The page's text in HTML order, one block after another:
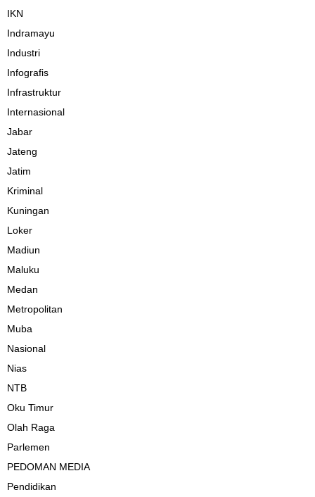
IKN
Indramayu
Industri
Infografis
Infrastruktur
Internasional
Jabar
Jateng
Jatim
Kriminal
Kuningan
Loker
Madiun
Maluku
Medan
Metropolitan
Muba
Nasional
Nias
NTB
Oku Timur
Olah Raga
Parlemen
PEDOMAN MEDIA
Pendidikan